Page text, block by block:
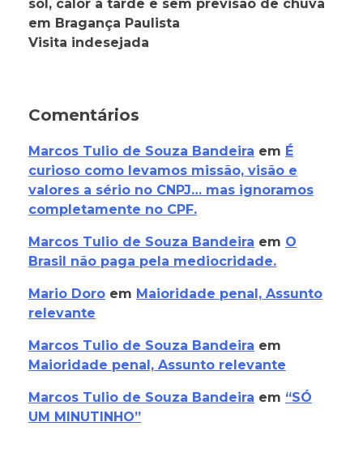
sol, calor à tarde e sem previsão de chuva
em Bragança Paulista
Visita indesejada
Comentários
Marcos Tulio de Souza Bandeira em É
curioso como levamos missão, visão e
valores a sério no CNPJ… mas ignoramos
completamente no CPF.
Marcos Tulio de Souza Bandeira em O
Brasil não paga pela mediocridade.
Mario Doro em Maioridade penal, Assunto
relevante
Marcos Tulio de Souza Bandeira em
Maioridade penal, Assunto relevante
Marcos Tulio de Souza Bandeira em “SÓ
UM MINUTINHO”